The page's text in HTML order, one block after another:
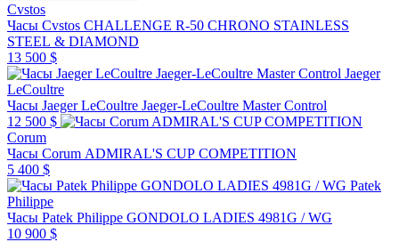
Cvstos
Часы Cvstos CHALLENGE R-50 CHRONO STAINLESS
STEEL & DIAMOND
13 500 $
Jaeger
LeCoultre
Часы Jaeger LeCoultre Jaeger-LeCoultre Master Control
12 500 $
Corum
Часы Corum ADMIRAL'S CUP COMPETITION
5 400 $
Patek
Philippe
Часы Patek Philippe GONDOLO LADIES 4981G / WG
10 900 $